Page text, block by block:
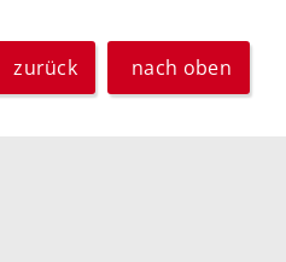
zurück nach oben